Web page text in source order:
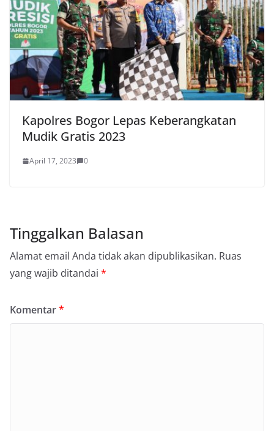
Kapolres Bogor Lepas Keberangkatan
Mudik Gratis 2023
April 17, 2023 0
Tinggalkan Balasan
Alamat email Anda tidak akan dipublikasikan. Ruas
yang wajib ditandai *
Komentar*